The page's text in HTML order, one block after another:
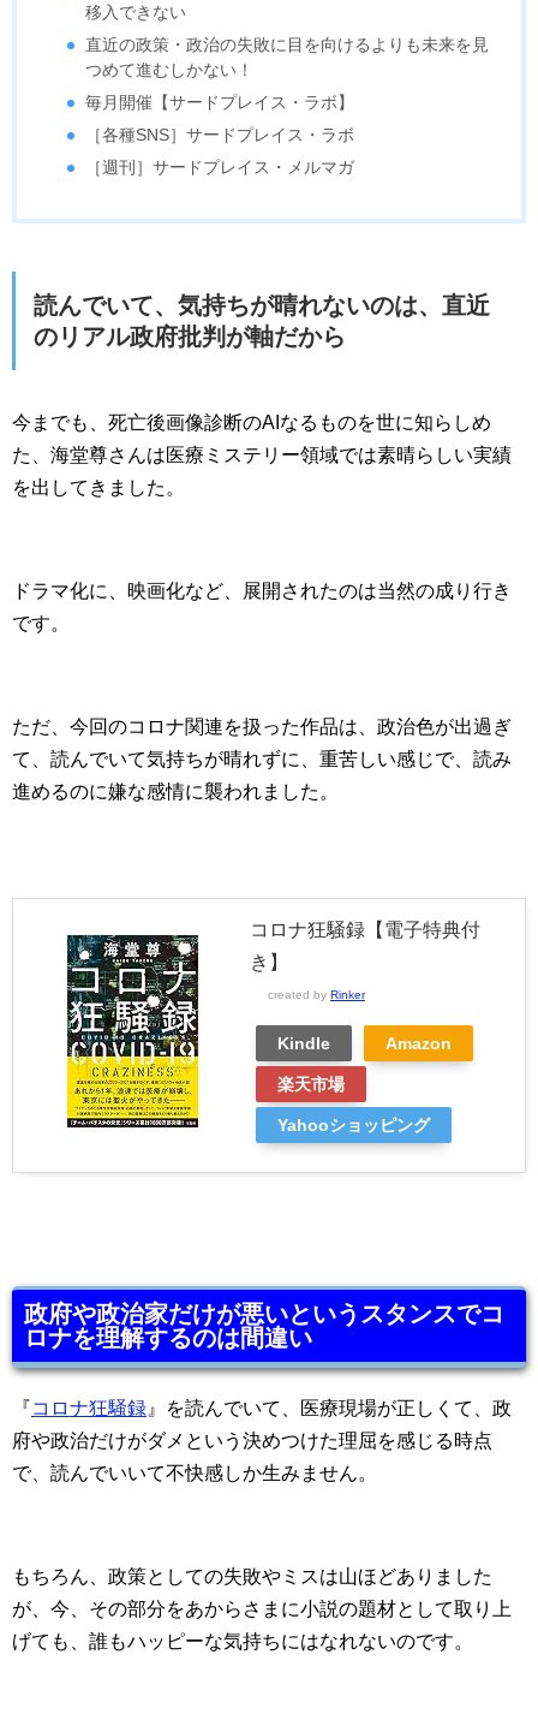
移入できない
直近の政策・政治の失敗に目を向けるよりも未来を見
つめて進むしかない！
毎月開催【サードプレイス・ラボ】
［各種SNS］サードプレイス・ラボ
［週刊］サードプレイス・メルマガ
読んでいて、気持ちが晴れないのは、直近
のリアル政府批判が軸だから
今までも、死亡後画像診断のAIなるものを世に知らしめ
た、海堂尊さんは医療ミステリー領域では素晴らしい実績
を出してきました。
ドラマ化に、映画化など、展開されたのは当然の成り行き
です。
ただ、今回のコロナ関連を扱った作品は、政治色が出過ぎ
て、読んでいて気持ちが晴れずに、重苦しい感じで、読み
進めるのに嫌な感情に襲われました。
コロナ狂騒録【電子特典付
き】
created by Rinker
Kindle Amazon
楽天市場
Yahooショッピング
政府や政治家だけが悪いというスタンスでコ
ロナを理解するのは間違い
『コロナ狂騒録 』を読んでいて、医療現場が正しくて、政
府や政治だけがダメという決めつけた理屈を感じる時点
で、読んでいいて不快感しか生みません。
もちろん、政策としての失敗やミスは山ほどありました
が、今、その部分をあからさまに小説の題材として取り上
げても、誰もハッピーな気持ちにはなれないのです。